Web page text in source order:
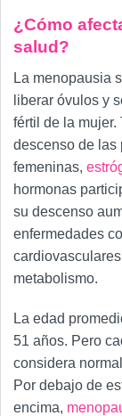
¿Cómo
salud?
La menopausia
liberar óvulos y
fértil de la mujer.
descenso de las
femeninas,
hormonas
su descenso
enfermedades
metabolismo.
La edad
51 años. Pero
considera
Por debajo de
encima,